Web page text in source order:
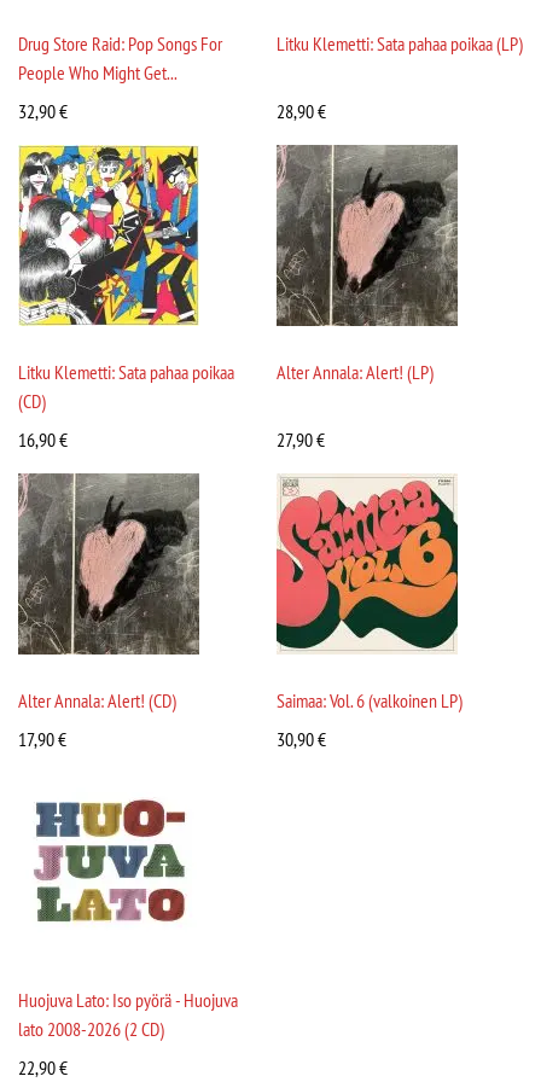
Drug Store Raid: Pop Songs For
People Who Might Get...
32,90€
Litku Klemetti: Sata pahaa poikaa (LP)
28,90€
Litku Klemetti: Sata pahaa poikaa
(CD)
16,90€
Alter Annala: Alert! (LP)
27,90€
Alter Annala: Alert! (CD)
17,90€
Saimaa: Vol. 6 (valkoinen LP)
30,90€
Huojuva Lato: Iso pyörä - Huojuva
lato 2008-2026 (2 CD)
22,90€